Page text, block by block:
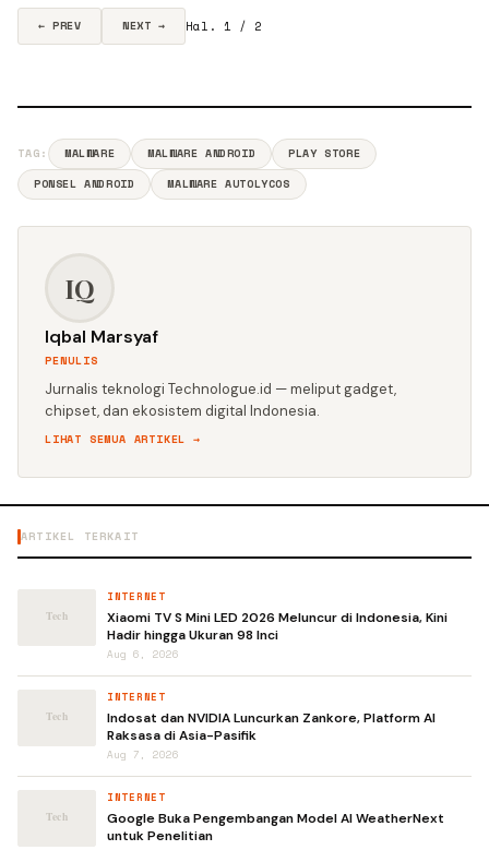
← PREV NEXT → Hal. 1 / 2
TAG: MALWARE MALWARE ANDROID
PLAY STORE
PONSEL ANDROID
MALWARE AUTOLYCOS
IQ
Iqbal Marsyaf
PENULIS
Jurnalis teknologi Technologue.id — meliput gadget,
chipset, dan ekosistem digital Indonesia.
LIHAT SEMUA ARTIKEL →
ARTIKEL TERKAIT
INTERNET
Xiaomi TV S Mini LED 2026 Meluncur di Indonesia, Kini
Hadir hingga Ukuran 98 Inci
Aug 6, 2026
INTERNET
Indosat dan NVIDIA Luncurkan Zankore, Platform AI
Raksasa di Asia-Pasifik
Aug 7, 2026
INTERNET
Google Buka Pengembangan Model AI WeatherNext
untuk Penelitian